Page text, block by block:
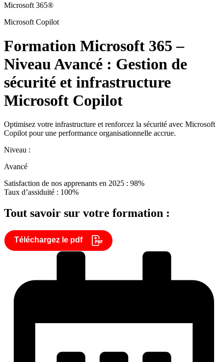
Microsoft 365®
Microsoft Copilot
Formation Microsoft 365 –
Niveau Avancé : Gestion de
sécurité et infrastructure
Microsoft Copilot
Optimisez votre infrastructure et renforcez la sécurité avec Microsoft
Copilot pour une performance organisationnelle accrue.
Niveau :
Avancé
Satisfaction de nos apprenants en 2025 : 98%
Taux d’assiduité : 100%
Tout savoir sur votre formation :
Téléchargez le pdf